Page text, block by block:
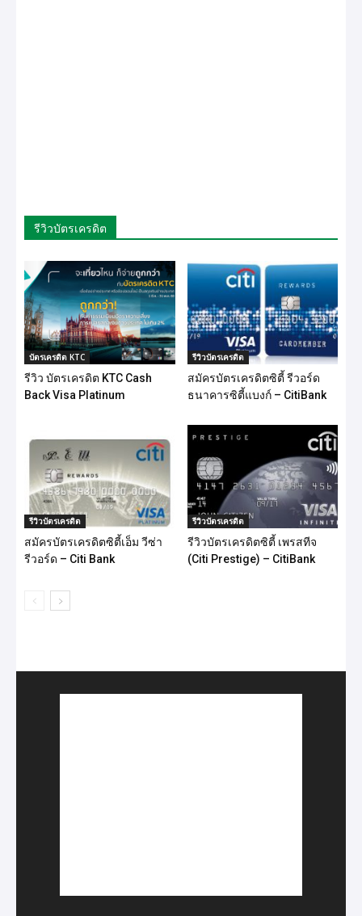
รีวิวบัตรเครดิต
บัตรเครดิต KTC
รีวิว บัตรเครดิต KTC Cash
Back Visa Platinum
รีวิวบัตรเครดิต
สมัครบัตรเครดิตซิตี้ รีวอร์ด
ธนาคารซิตี้แบงก์ – CitiBank
รีวิวบัตรเครดิต
สมัครบัตรเครดิตซิตี้เอ็ม วีซ่า
รีวอร์ด – Citi Bank
รีวิวบัตรเครดิต
รีวิวบัตรเครดิตซิตี้ เพรสทีจ
(Citi Prestige) – CitiBank